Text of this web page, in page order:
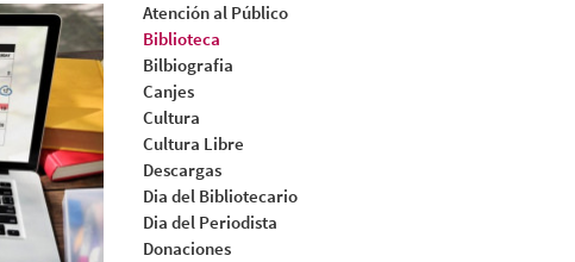
Atención al Público
Biblioteca
Bilbiografia
Canjes
Cultura
Cultura Libre
Descargas
Dia del Bibliotecario
Dia del Periodista
Donaciones